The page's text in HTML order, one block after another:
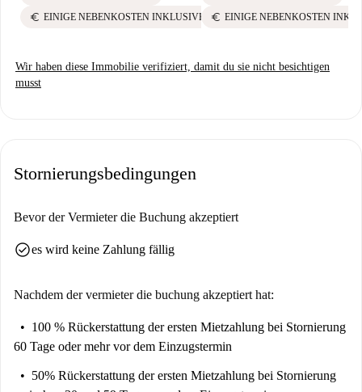
euro EINIGE NEBENKOSTEN INKLUSIVE
euro EINIGE NEBENKOSTEN
Wir haben diese Immobilie verifiziert, damit du sie nicht besichtigen
musst
Stornierungsbedingungen
Bevor der Vermieter die Buchung akzeptiert
check_circlees wird keine Zahlung fällig
Nachdem der vermieter die buchung akzeptiert hat:
100 % Rückerstattung der ersten Mietzahlung bei Stornierung
60 Tage oder mehr vor dem Einzugstermin
50% Rückerstattung der ersten Mietzahlung bei Stornierung